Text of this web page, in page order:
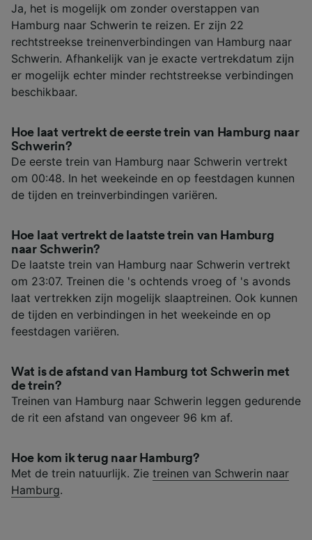
Ja, het is mogelijk om zonder overstappen van
Hamburg naar Schwerin te reizen. Er zijn 22
rechtstreekse treinenverbindingen van Hamburg naar
Schwerin. Afhankelijk van je exacte vertrekdatum zijn
er mogelijk echter minder rechtstreekse verbindingen
beschikbaar.
Hoe laat vertrekt de eerste trein van Hamburg naar
Schwerin?
De eerste trein van Hamburg naar Schwerin vertrekt
om 00:48. In het weekeinde en op feestdagen kunnen
de tijden en treinverbindingen variëren.
Hoe laat vertrekt de laatste trein van Hamburg
naar Schwerin?
De laatste trein van Hamburg naar Schwerin vertrekt
om 23:07. Treinen die 's ochtends vroeg of 's avonds
laat vertrekken zijn mogelijk slaaptreinen. Ook kunnen
de tijden en verbindingen in het weekeinde en op
feestdagen variëren.
Wat is de afstand van Hamburg tot Schwerin met
de trein?
Treinen van Hamburg naar Schwerin leggen gedurende
de rit een afstand van ongeveer 96 km af.
Hoe kom ik terug naar Hamburg?
Met de trein natuurlijk. Zie treinen van Schwerin naar
Hamburg.